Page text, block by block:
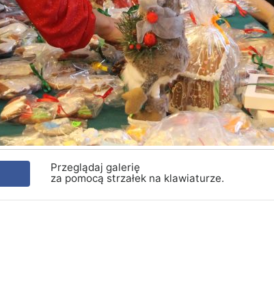
Przeglądaj galerię
za pomocą strzałek na klawiaturze.